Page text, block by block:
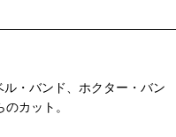
・バンド、ホクター・バン
カット。